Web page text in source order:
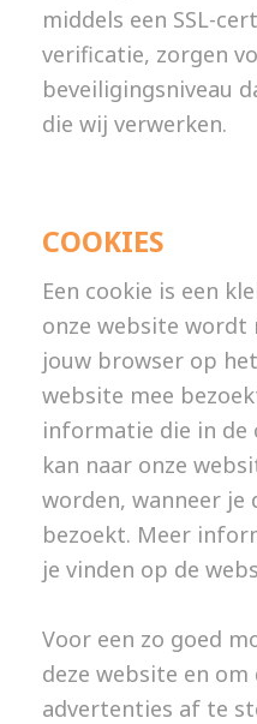
middels een SSL-
verificatie, zorgen
beveiligingsniveau
die wij verwerken.
COOKIES
Een cookie is een
onze website wordt
jouw browser op
website mee
informatie die in de
kan naar onze
worden, wanneer je
bezoekt. Meer
je vinden op de
Voor een zo goed
deze website en om
advertenties af te